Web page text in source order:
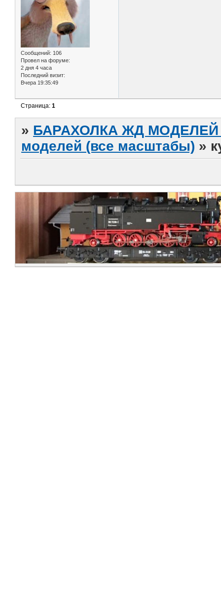
Сообщений: 106
Провел на форуме:
2 дня 4 часа
Последний визит:
Вчера 19:35:49
Страница:1
» БАРАХОЛКА ЖД МОДЕЛЕЙ
моделей (все масштабы) »